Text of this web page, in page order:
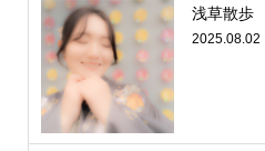
浅草散歩
2025.08.02